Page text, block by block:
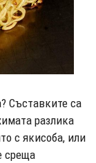
Съставките са
разлика
с якисоба, или
среща